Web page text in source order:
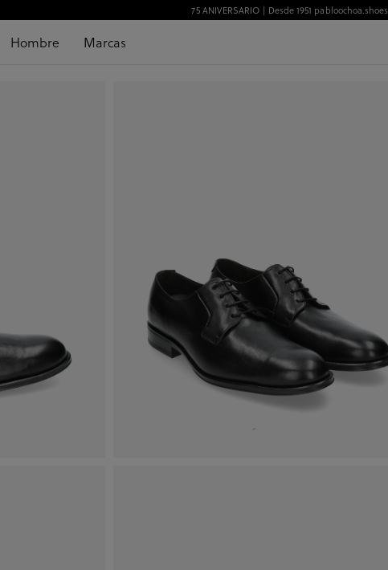
75 ANIVERSARIO | Desde 1951 pabloochoa.shoes
Hombre Marcas